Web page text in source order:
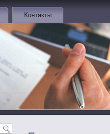
Контакты